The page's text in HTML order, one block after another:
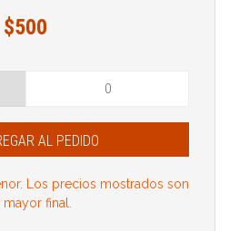
$500
AL PEDIDO
Los precios mostrados son
final.